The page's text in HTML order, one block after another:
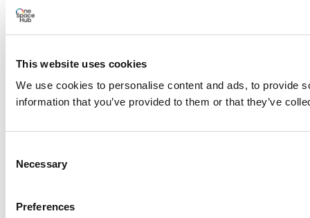
This website uses cookies
We use cookies to personalise content and ads, to provide
information that you’ve provided to them or that they’ve
Selection
Necessary
Preferences